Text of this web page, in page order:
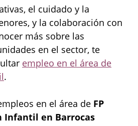
el cuidado y la
y la colaboración con
más sobre las
en el sector, te
empleo en el área de
.
en el área de FP
Infantil en Barrocas